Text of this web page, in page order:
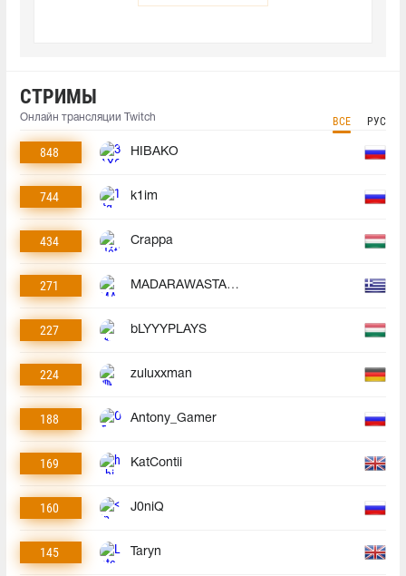
СТРИМЫ
Онлайн трансляции Twitch ВСЕ РУС
848 HIBAKO
744 k1im
434 Crappa
271 MADARAWASTAKEN
227 bLYYYPLAYS
224 zuluxxman
188 Antony_Gamer
169 KatContii
160 J0niQ
145 Taryn